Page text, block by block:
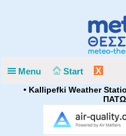
Menu Start X
• Kallipefki Weather